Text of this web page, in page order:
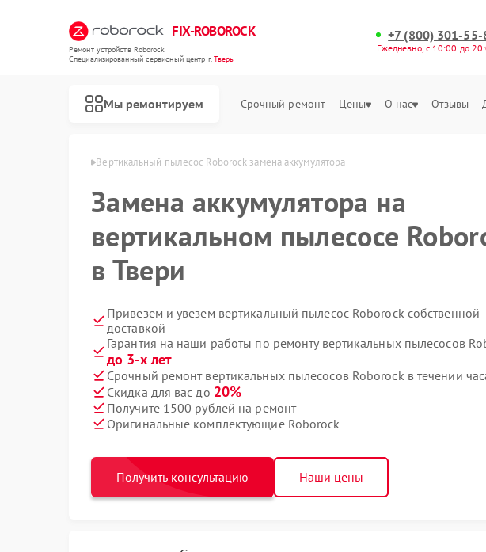
FIX-ROBOROCK
Ремонт устройств Roborock
Специализированный cервисный центр г.Тверь
+7 (800) 301-55-
Ежедневно, с 10:00 до
Мы ремонтируем Срочный ремонт Цены О нас Отзывы
Roborock в Твери Вертикальный пылесос Roborock замена аккумулятора
Замена аккумулятора на
вертикальном пылесосе
в Твери
Привезем и увезем вертикальный пылесос Roborock собственной
доставкой
Гарантия на наши работы по ремонту вертикальных пылесосов
до 3-х лет
Срочный ремонт вертикальных пылесосов Roborock в течении
Скидка для вас до 20%
Получите 1500 рублей на ремонт
Оригинальные комплектующие Roborock
Получить консультацию Наши цены